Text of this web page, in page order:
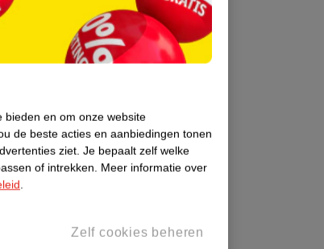
bieden en om onze website
de beste acties en aanbiedingen tonen
ziet. Je bepaalt zelf welke
of intrekken. Meer informatie over
.
Zelf cookies beheren